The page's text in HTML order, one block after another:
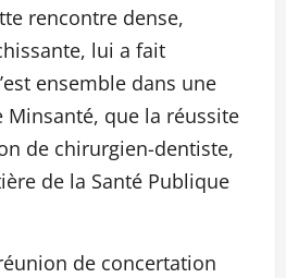
rencontre dense,
lui a fait
ensemble dans une
Minsanté, que la réussite
de chirurgien-dentiste,
de la Santé Publique
de concertation